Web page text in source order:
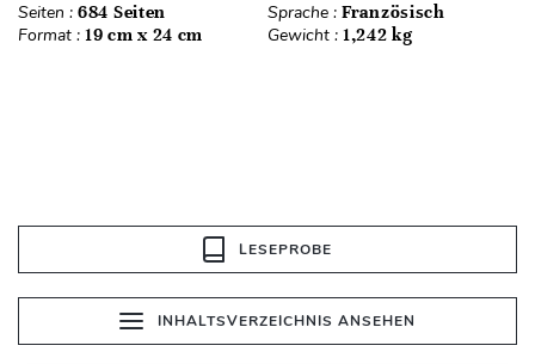
Seiten : 684 Seiten Sprache : Französisch
Format : 19 cm x 24 cm Gewicht : 1,242 kg
LESEPROBE
INHALTSVERZEICHNIS ANSEHEN